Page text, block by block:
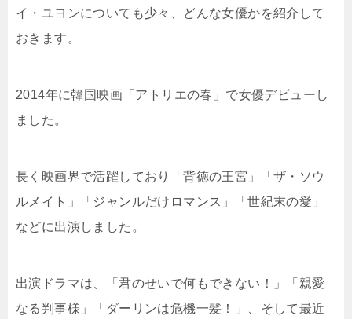
イ・ユヨンについても少々、どんな女優かを紹介して
おきます。
2014年に韓国映画「アトリエの春」で女優デビューし
ました。
長く映画界で活躍しており「背徳の王宮」「ザ・ソウ
ルメイト」「ジャンルだけロマンス」「世紀末の愛」
などに出演しました。
出演ドラマは、「君のせいで何もできない！」「親愛
なる判事様」「ダーリンは危機一髪！」、そして最近